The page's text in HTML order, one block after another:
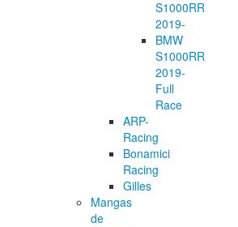
S1000RR
2019-
BMW
S1000RR
2019-
Full
Race
ARP-
Racing
Bonamici
Racing
Gilles
Mangas
de